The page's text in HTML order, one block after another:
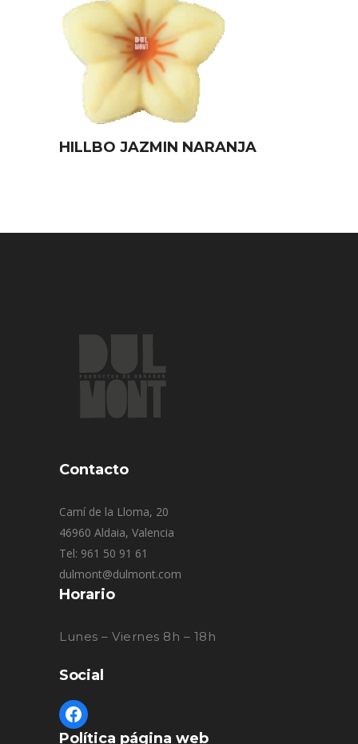
HILLBO JAZMIN NARANJA
Contacto
Camí de la Lloma, 20
46960 Aldaia, Valencia
Tel: 961 50 91 61
dulmont@dulmont.com
Horario
Lunes – Viernes 8h – 18h
Social
Política página web